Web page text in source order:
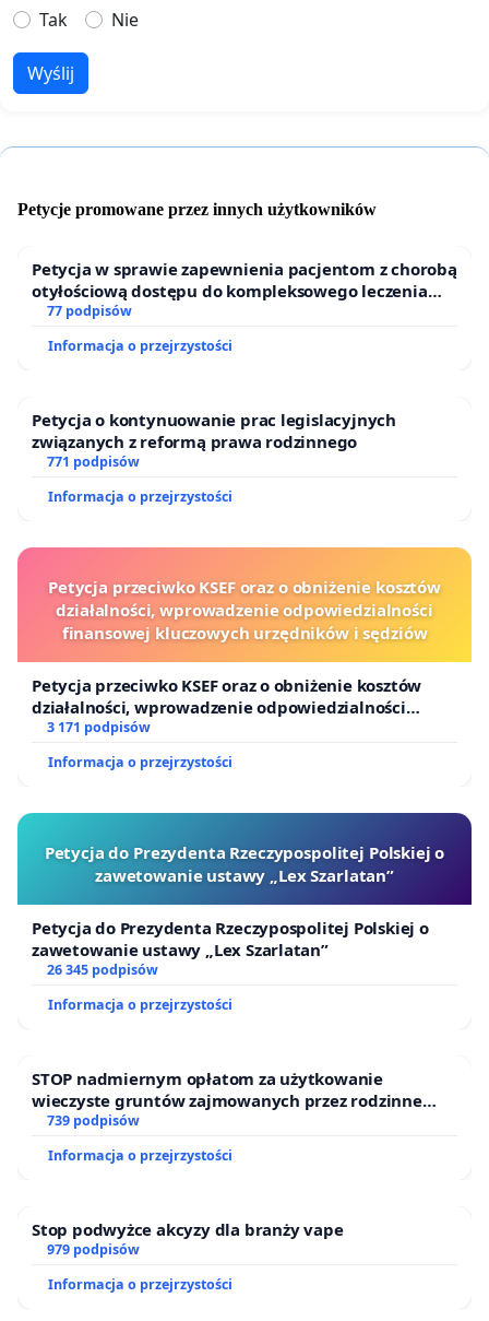
Tak
Nie
Wyślij
Petycje promowane przez innych użytkowników
Petycja w sprawie zapewnienia pacjentom z chorobą
otyłościową dostępu do kompleksowego leczenia
oraz programów profilaktycznych.
77 podpisów
Informacja o przejrzystości
Petycja o kontynuowanie prac legislacyjnych
związanych z reformą prawa rodzinnego
771 podpisów
Informacja o przejrzystości
Petycja przeciwko KSEF oraz o obniżenie kosztów
działalności, wprowadzenie odpowiedzialności
finansowej kluczowych urzędników i sędziów
Petycja przeciwko KSEF oraz o obniżenie kosztów
działalności, wprowadzenie odpowiedzialności
finansowej kluczowych urzędników i sędziów
3 171 podpisów
Informacja o przejrzystości
Petycja do Prezydenta Rzeczypospolitej Polskiej o
zawetowanie ustawy „Lex Szarlatan”
Petycja do Prezydenta Rzeczypospolitej Polskiej o
zawetowanie ustawy „Lex Szarlatan”
26 345 podpisów
Informacja o przejrzystości
STOP nadmiernym opłatom za użytkowanie
wieczyste gruntów zajmowanych przez rodzinne
ogrody działkowe.
739 podpisów
Informacja o przejrzystości
Stop podwyżce akcyzy dla branży vape
979 podpisów
Informacja o przejrzystości